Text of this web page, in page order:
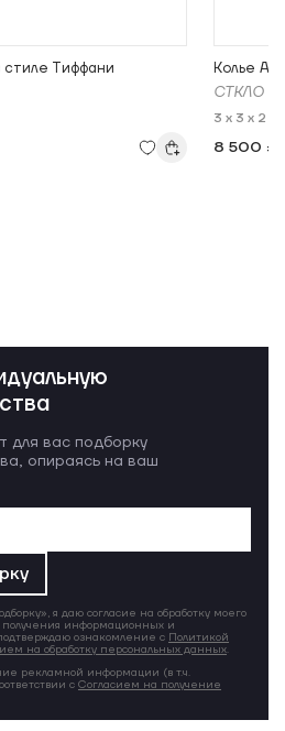
Тиффани
Колье
СТКЛО
3 x 3 x 2
8 500 ₽
для вас подборку
опираясь на ваш
я даю согласие на обработку моего
получения информационных и
ознакомление с Политикой
на обработку персональных данных.
рекламной информации (в т.ч.
с Согласием на получение